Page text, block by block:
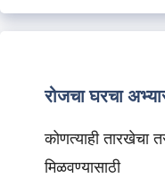
रोजचा घरचा
कोणत्याही तारखेचा
मिळवण्यासाठी